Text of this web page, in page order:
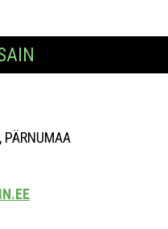
PÄRNUMAA